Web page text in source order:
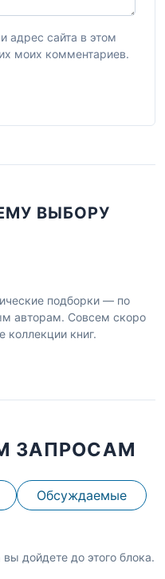
адрес сайта в этом
моих комментариев.
ВЫБОРУ
подборки — по
авторам. Совсем скоро
коллекции книг.
ЗАПРОСАМ
Обсуждаемые
дойдете до этого блока.